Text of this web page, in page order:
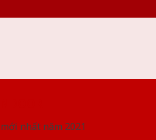
nhất năm 2021